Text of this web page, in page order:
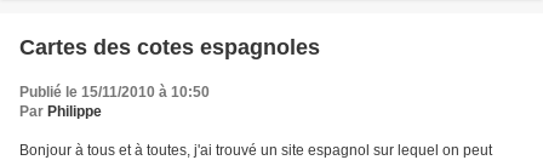
Cartes des cotes espagnoles
Publié le 15/11/2010 à 10:50
Par Philippe
Bonjour à tous et à toutes, j'ai trouvé un site espagnol sur lequel on peut